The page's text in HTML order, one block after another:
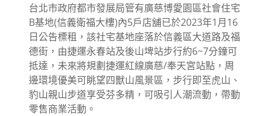
台北市政府都市發展局管有廣慈博愛園區社會住宅
B基地(信義衛福大樓)內5戶店舖已於2023年1月16
日公告標租，該社宅基地座落於信義區大道路及福
德街，由捷運永春站及後山埤站步行約6~7分鐘可
抵達，未來將規劃捷運紅線廣慈/奉天宮站點，周
邊環境優美可眺望四獸山風景區，步行即至虎山、
豹山親山步道享受芬多精，可吸引人潮流動，帶動
零售商業活動。